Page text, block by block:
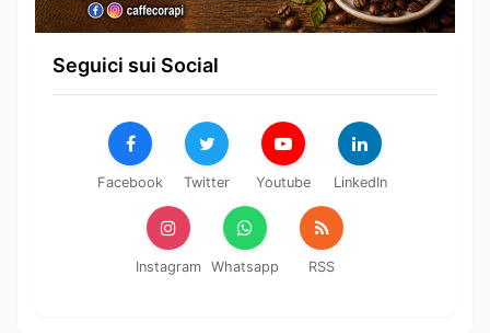
Seguici sui Social
Facebook Twitter Youtube LinkedIn
Instagram Whatsapp RSS